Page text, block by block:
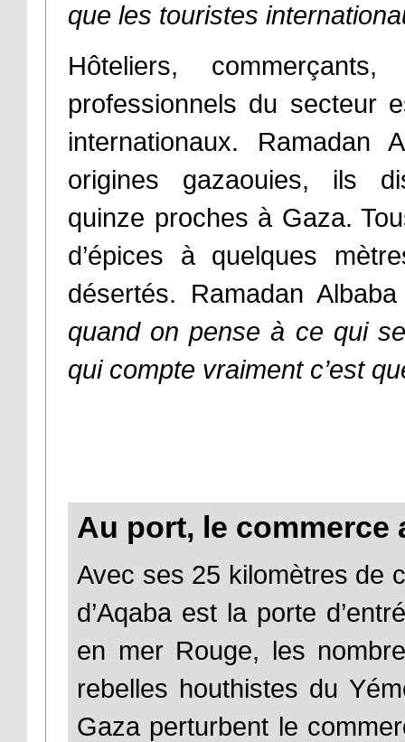
que les touristes
Hôteliers,
professionnels du secteur
internationaux.
origines gazaouies, ils
quinze proches à Gaza.
d’épices à quelques
désertés. Ramadan
quand on pense à ce qui
qui compte vraiment c’est
Au port, le commerce
Avec ses 25 kilomètres de
d’Aqaba est la porte
en mer Rouge, les
rebelles houthistes du
Gaza perturbent le